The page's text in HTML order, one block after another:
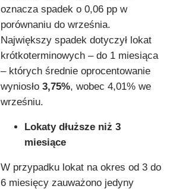
oznacza spadek o 0,06 pp w
porównaniu do września.
Największy spadek dotyczył lokat
krótkoterminowych – do 1 miesiąca
– których średnie oprocentowanie
wyniosło 3,75%, wobec 4,01% we
wrześniu.
Lokaty dłuższe niż 3
miesiące
W przypadku lokat na okres od 3 do
6 miesięcy zauważono jedyny